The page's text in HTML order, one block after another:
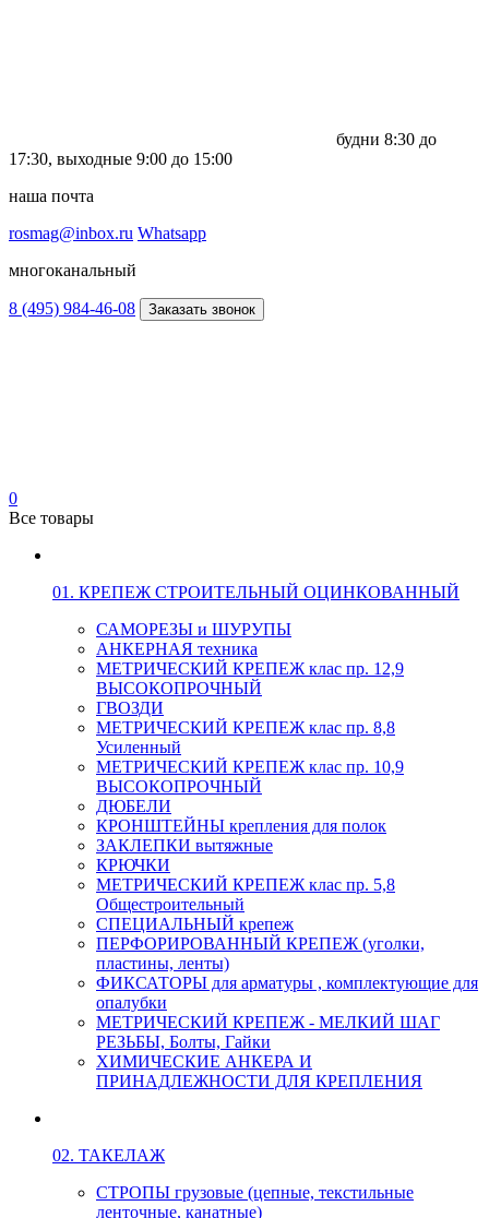
будни 8:30 до
17:30, выходные 9:00 до 15:00
наша почта
rosmag@inbox.ru Whatsapp
многоканальный
8 (495) 984-46-08 Заказать звонок
0
Все товары
01. КРЕПЕЖ СТРОИТЕЛЬНЫЙ ОЦИНКОВАННЫЙ
САМОРЕЗЫ и ШУРУПЫ
АНКЕРНАЯ техника
МЕТРИЧЕСКИЙ КРЕПЕЖ клас пр. 12,9
ВЫСОКОПРОЧНЫЙ
ГВОЗДИ
МЕТРИЧЕСКИЙ КРЕПЕЖ клас пр. 8,8
Усиленный
МЕТРИЧЕСКИЙ КРЕПЕЖ клас пр. 10,9
ВЫСОКОПРОЧНЫЙ
ДЮБЕЛИ
КРОНШТЕЙНЫ крепления для полок
ЗАКЛЕПКИ вытяжные
КРЮЧКИ
МЕТРИЧЕСКИЙ КРЕПЕЖ клас пр. 5,8
Общестроительный
СПЕЦИАЛЬНЫЙ крепеж
ПЕРФОРИРОВАННЫЙ КРЕПЕЖ (уголки,
пластины, ленты)
ФИКСАТОРЫ для арматуры , комплектующие для
опалубки
МЕТРИЧЕСКИЙ КРЕПЕЖ - МЕЛКИЙ ШАГ
РЕЗЬБЫ, Болты, Гайки
ХИМИЧЕСКИЕ АНКЕРА И
ПРИНАДЛЕЖНОСТИ ДЛЯ КРЕПЛЕНИЯ
02. ТАКЕЛАЖ
СТРОПЫ грузовые (цепные, текстильные
ленточные, канатные)